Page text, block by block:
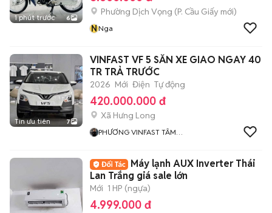
1 phút trước 6
Phường Dịch Vọng (P. Cầu Giấy mới)
NNga
Tin ưu tiên 7
VINFAST VF 5 SẴN XE GIAO NGAY 40
TR TRẢ TRƯỚC
2026 Mới Điện Tự động
420.000.000 đ
Xã Hưng Long
PHƯƠNG VINFAST TÂM
Máy lạnh AUX Inverter Thái
Lan Trắng giá sale lớn
Mới 1 HP (ngựa)
4.999.000 đ